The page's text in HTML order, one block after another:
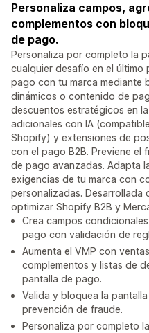
Personaliza campos,
complementos con
de pago.
Personaliza por completo la
cualquier desafío en el último
pago con tu marca mediante
dinámicos o contenido de
descuentos estratégicos en
adicionales con IA
Shopify) y extensiones de
con el pago B2B. Previene el
de pago avanzadas. Adapta
exigencias de tu marca con
personalizadas. Desarrollada
optimizar Shopify B2B y
Crea campos
pago con validación de
Aumenta el VMP con
complementos y listas de
pantalla de pago.
Valida y bloquea la
prevención de fraude.
Personaliza por completo